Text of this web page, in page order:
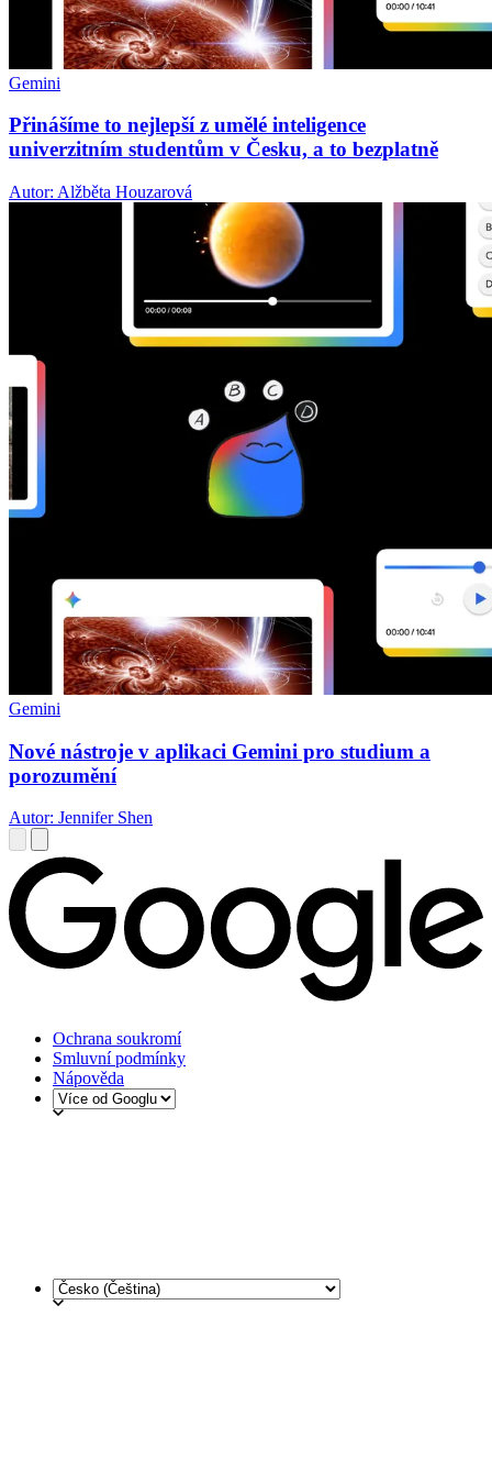
Gemini
Přinášíme to nejlepší z umělé inteligence
univerzitním studentům v Česku, a to bezplatně
Autor: Alžběta Houzarová
Gemini
Nové nástroje v aplikaci Gemini pro studium a
porozumění
Autor: Jennifer Shen
Ochrana soukromí
Smluvní podmínky
Nápověda